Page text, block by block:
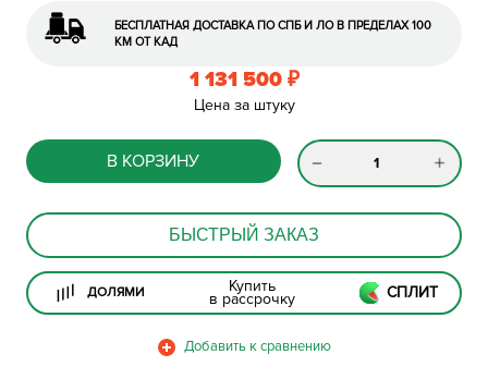
БЕСПЛАТНАЯ ДОСТАВКА ПО СПБ И ЛО В ПРЕДЕЛАХ 100
КМ ОТ КАД
1 131 500 ₽
Цена за штуку
В КОРЗИНУ
БЫСТРЫЙ ЗАКАЗ
ДОЛЯМИ Купить
в рассрочку СПЛИТ